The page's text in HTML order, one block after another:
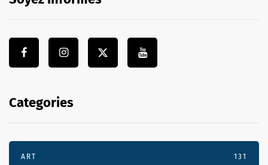
Categories
ART 131